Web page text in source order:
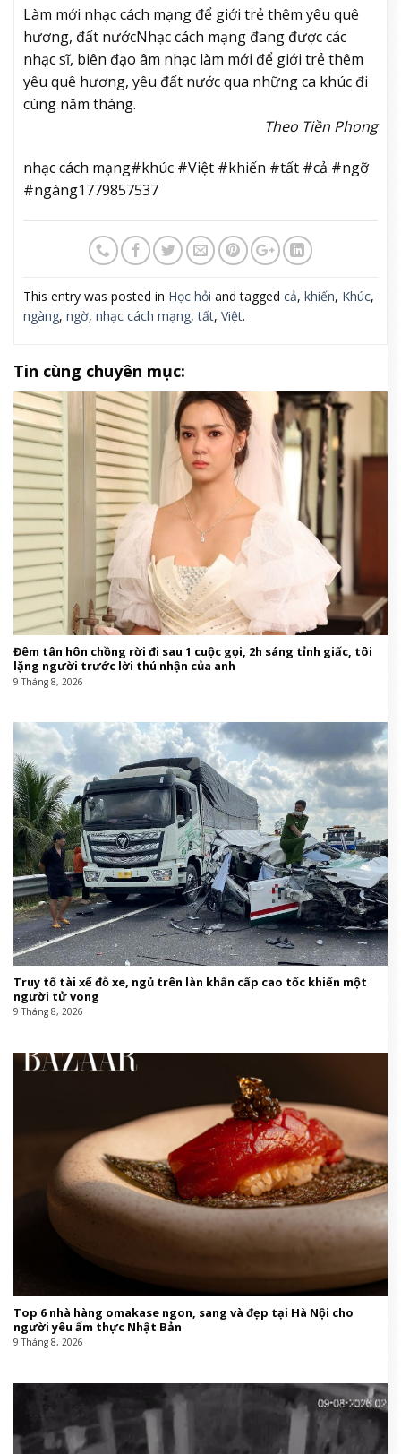
Làm mới nhạc cách mạng để giới trẻ thêm yêu quê
hương, đất nướcNhạc cách mạng đang được các
nhạc sĩ, biên đạo âm nhạc làm mới để giới trẻ thêm
yêu quê hương, yêu đất nước qua những ca khúc đi
cùng năm tháng.
Theo Tiền Phong
nhạc cách mạng#khúc #Việt #khiến #tất #cả #ngỡ
#ngàng1779857537
This entry was posted in Học hỏi and tagged cả, khiến, Khúc,
ngàng, ngờ, nhạc cách mạng,tất, Việt.
Tin cùng chuyên mục:
Đêm tân hôn chồng rời đi sau 1 cuộc gọi, 2h sáng tỉnh giấc, tôi
lặng người trước lời thú nhận của anh
9 Tháng 8, 2026
Truy tố tài xế đỗ xe, ngủ trên làn khẩn cấp cao tốc khiến một
người tử vong
9 Tháng 8, 2026
Top 6 nhà hàng omakase ngon, sang và đẹp tại Hà Nội cho
người yêu ẩm thực Nhật Bản
9 Tháng 8, 2026